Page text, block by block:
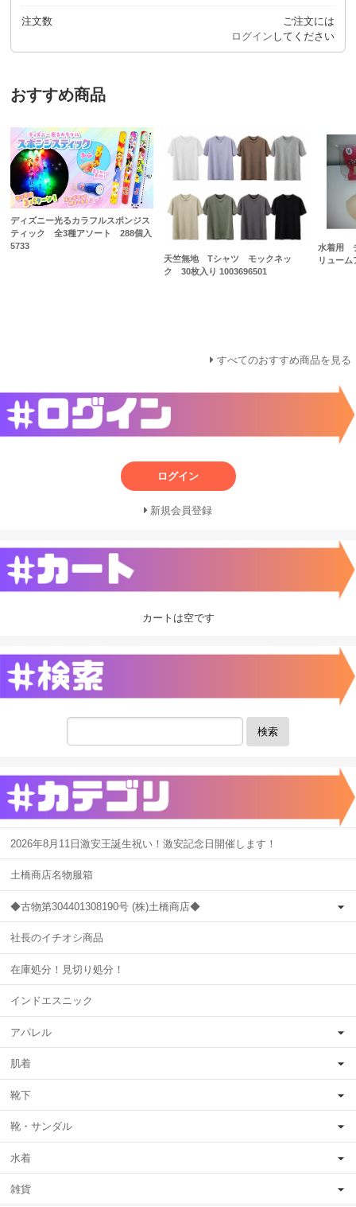
注文数
ご注文には
ログイン してください
おすすめ商品
ディズニー光るカラフルスポンジス
ティック 全3種アソート 288個入
5733
天竺無地 Tシャツ モックネッ
ク 30枚入り 1003696501
水着用
リュー
すべてのおすすめ商品を見る
ログイン
新規会員登録
カートは空です
検索
2026年8月11日激安王誕生祝い！激安記念日開催します！
土橋商店名物服箱
◆古物第304401308190号 (株)土橋商店◆
社長のイチオシ商品
在庫処分！見切り処分！
インドエスニック
アパレル
肌着
靴下
靴・サンダル
水着
雑貨